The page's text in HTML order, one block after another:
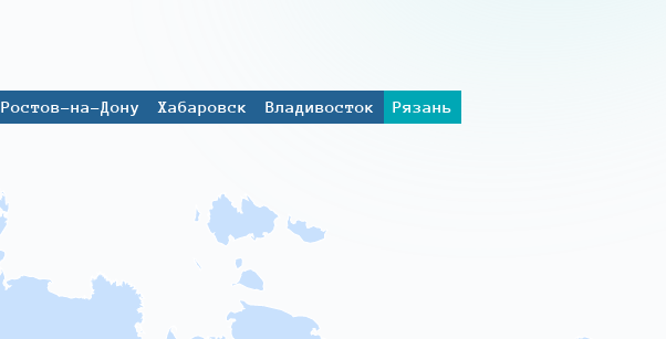
Ростов-на-Дону Хабаровск Владивосток
Рязань